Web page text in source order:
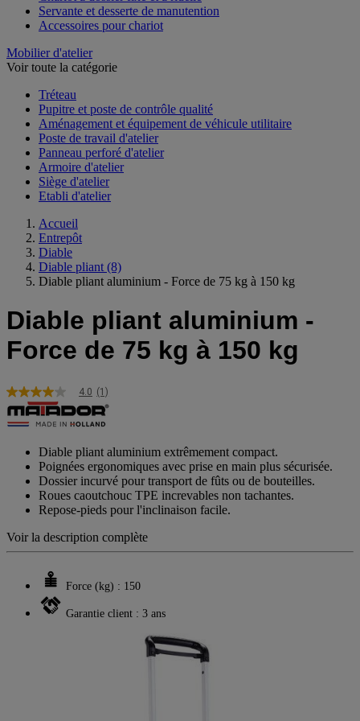
Servante et desserte de manutention
Accessoires pour chariot
Mobilier d'atelier
Voir toute la catégorie
Tréteau
Pupitre et poste de contrôle qualité
Aménagement et équipement de véhicule utilitaire
Poste de travail d'atelier
Panneau perforé d'atelier
Armoire d'atelier
Siège d'atelier
Etabli d'atelier
Accueil
Entrepôt
Diable
Diable pliant (8)
Diable pliant aluminium - Force de 75 kg à 150 kg
Diable pliant aluminium -
Force de 75 kg à 150 kg
4.0
étoiles
sur
valeur
note
moyenne.
Read
Review.
Lien
même
4.0 (1)
Diable pliant aluminium extrêmement compact.
Poignées ergonomiques avec prise en main plus sécurisée.
Dossier incurvé pour transport de fûts ou de bouteilles.
Roues caoutchouc TPE increvables non tachantes.
Repose-pieds pour l'inclinaison facile.
Voir la description complète
Force (kg) : 150
Garantie client : 3 ans